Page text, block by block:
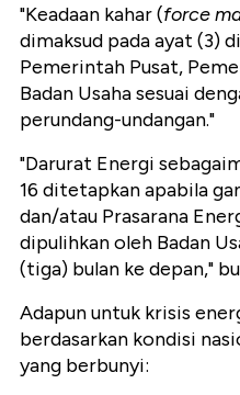
"Keadaan kahar (force
dimaksud pada ayat (3)
Pemerintah Pusat,
Badan Usaha sesuai
perundang-undangan."
"Darurat Energi
16 ditetapkan apabila
dan/atau Prasarana
dipulihkan oleh Badan
(tiga) bulan ke depan,"
Adapun untuk krisis
berdasarkan kondisi
yang berbunyi: